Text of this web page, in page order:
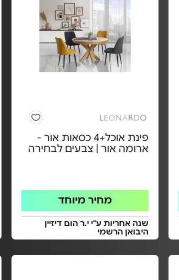
פינת אוכל+4 כסאות אור -
ארומה אור | צבעים לבחירה
מחיר מיוחד
שנה אחריות ע"י י.ר הום דיזיין
היבואן הרשמי